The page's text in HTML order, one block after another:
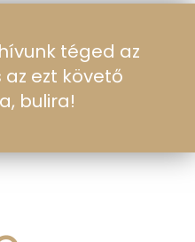
téged az
az ezt követő
bulira!